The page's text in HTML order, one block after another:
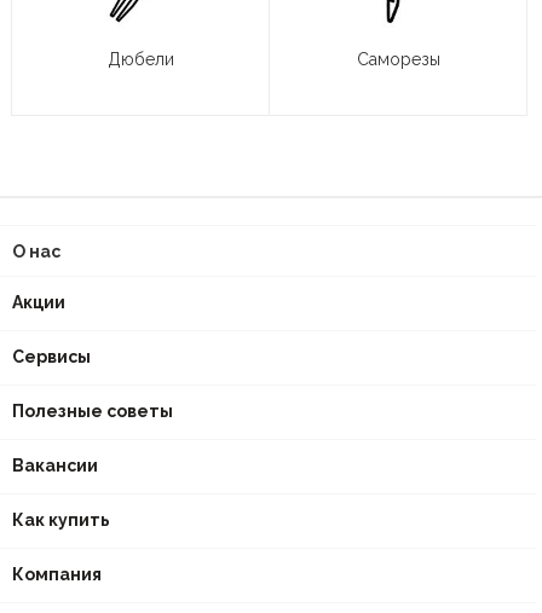
Дюбели Саморезы
О нас
Акции
Сервисы
Полезные советы
Вакансии
Как купить
Компания